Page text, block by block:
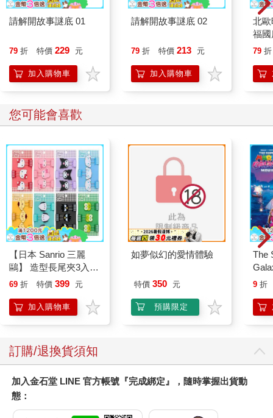
請解開故事謎底 01
79 折 特價 229 元
加入購物車
請解開故事謎底 02
79 折 特價 213 元
加入購物車
北
福
79 折
您可能會喜歡
【日本 Sanrio 三麗
鷗】 造型長尾夾3入組
(8款可選) 凱蒂貓 Hello
企鵝
69 折 特價 399 元
加入購物車
如夢似幻的愛情體驗
特價 350 元
預購限定
The
9 折
訂購/退換貨須知
加入金石堂 LINE 官方帳號『完成綁定』，隨時掌握出貨動
態：